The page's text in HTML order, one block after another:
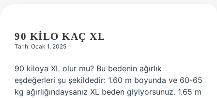
90 KILO KAÇ XL
Tarih: Ocak 1, 2025
90 kiloya XL olur mu? Bu bedenin ağırlık
eşdeğerleri şu şekildedir: 1.60 m boyunda ve 60-65
kg ağırlığındaysanız XL beden giyiyorsunuz. 1.65 m